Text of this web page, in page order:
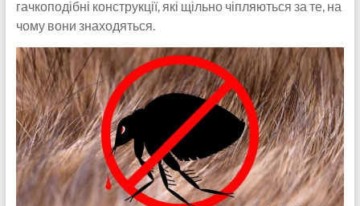
гачкоподібні конструкції, які щільно чіпляються за те, на
чому вони знаходяться.